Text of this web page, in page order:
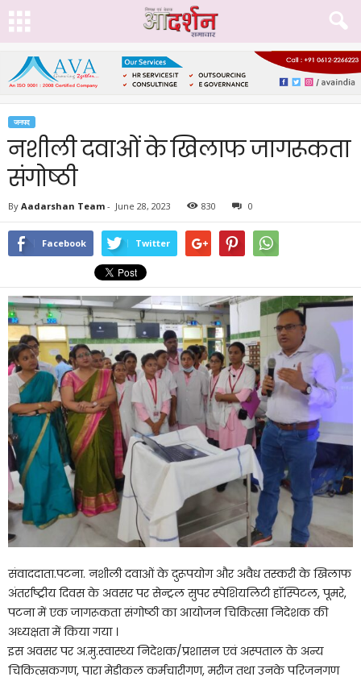
जनपद
नशीली दवाओं के खिलाफ जागरूकता
संगोष्ठी
By Aadarshan Team - June 28, 2023 830 0
Facebook Twitter
संवाददाता.पटना. नशीली दवाओं के दुरूपयोग और अवैध तस्करी के खिलाफ
अंतर्राष्ट्रीय दिवस के अवसर पर सेन्ट्रल सुपर स्पेशियलिटी हॉस्पिटल, पूमरे,
पटना में एक जागरूकता संगोष्ठी का आयोजन चिकित्सा निदेशक की
अध्यक्षता में किया गया ।
इस अवसर पर अ.मु.स्वास्थ्य निदेशक/प्रशासन एवं अस्पताल के अन्य
चिकित्सकगण, पारा मेडीकल कर्मचारीगण, मरीज तथा उनके परिजनगण